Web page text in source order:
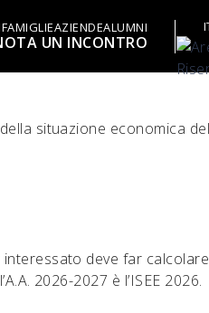
FAMIGLIEAZIENDEALUMNI
UN INCONTRO
situazione economica
deve far
2026-2027 è l’ISEE 2026.